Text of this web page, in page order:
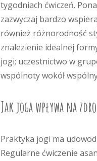
tygodniach ćwiczeń.
zazwyczaj bardzo
również różnorodność
znalezienie idealnej
jogi; uczestnictwo w
wspólnoty wokół
Jak joga wpływa na
Praktyka jogi ma
Regularne ćwiczenie